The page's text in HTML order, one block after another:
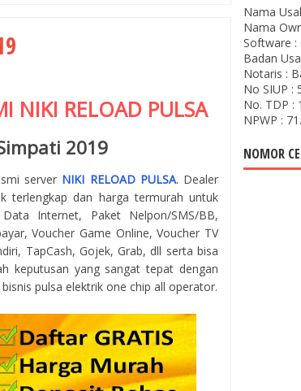
NIKI RELOAD PULSA
2019
server NIKI RELOAD PULSA. Dealer
terlengkap dan harga termurah untuk
Internet, Paket Nelpon/SMS/BB,
Voucher Game Online, Voucher TV
TapCash, Gojek, Grab, dll serta bisa
keputusan yang sangat tepat dengan
pulsa elektrik one chip all operator.
Nama
Nama
Software :
Badan
Notaris :
No SIUP :
No. TDP :
NPWP :
NOMOR